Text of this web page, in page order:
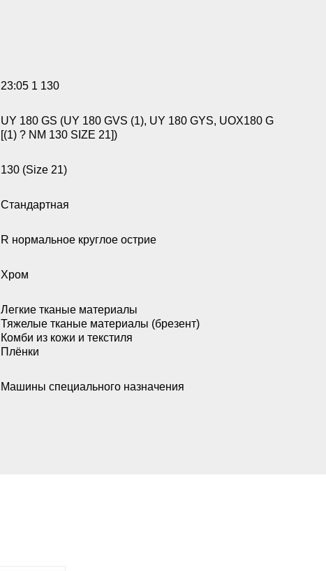
23:05 1 130
UY 180 GS (UY 180 GVS (1), UY 180 GYS, UOX180 G
[(1) ? NM 130 SIZE 21])
130 (Size 21)
Стандартная
R нормальное круглое острие
Хром
Легкие тканые материалы
Тяжелые тканые материалы (брезент)
Комби из кожи и текстиля
Плёнки
Машины специального назначения